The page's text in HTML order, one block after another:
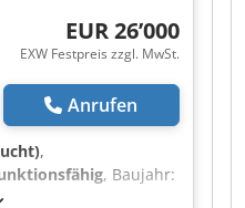
EUR 26’000
EXW Festpreis zzgl. MwSt.
Anrufen
,
, Baujahr:
Hubhöhe: